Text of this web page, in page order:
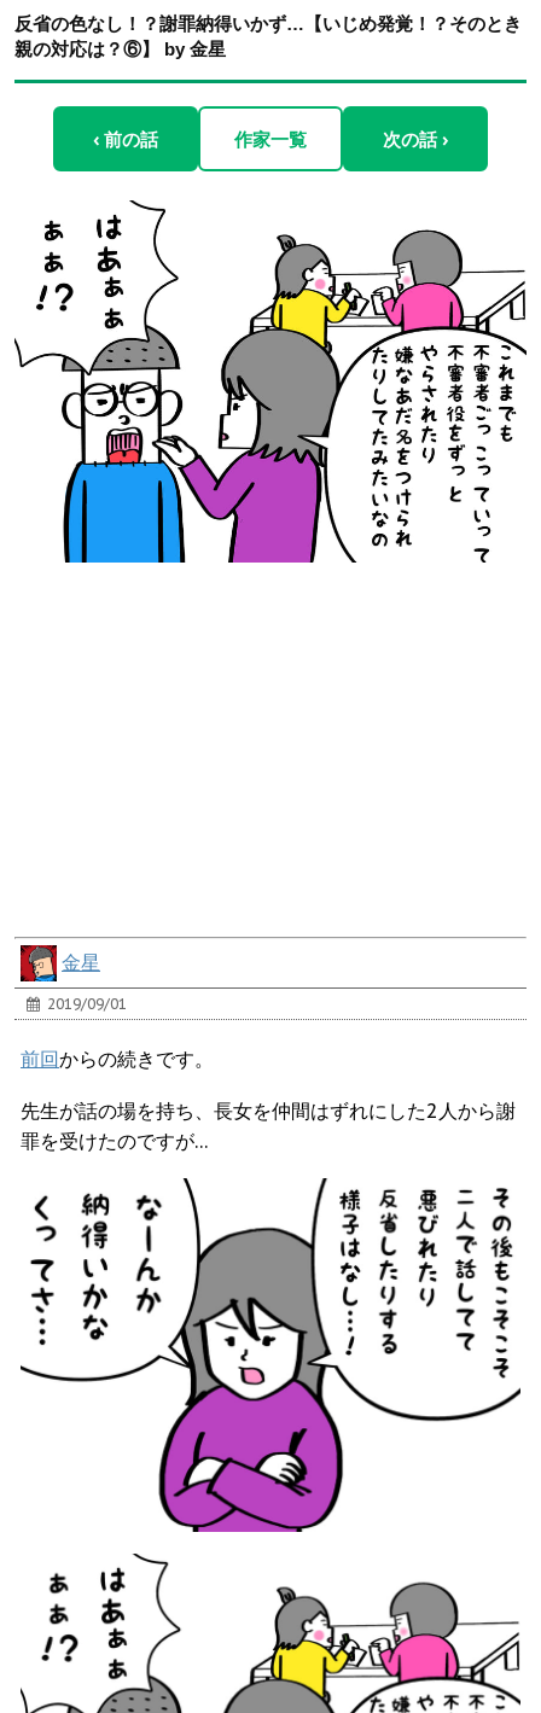
反省の色なし！？謝罪納得いかず…【いじめ発覚！？そのとき
親の対応は？⑥】 by 金星
‹ 前の話 作家一覧 次の話 ›
金星
2019/09/01
前回からの続きです。
先生が話の場を持ち、長女を仲間はずれにした2人から謝
罪を受けたのですが…